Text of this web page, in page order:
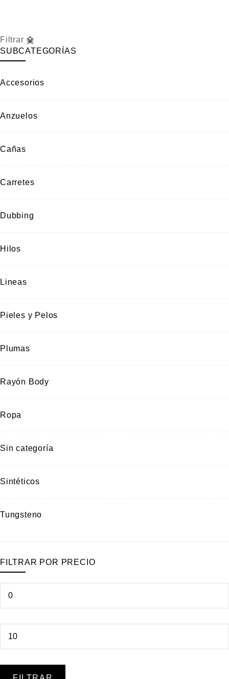
Filtrar
SUBCATEGORÍAS
Accesorios
Anzuelos
Cañas
Carretes
Dubbing
Hilos
Lineas
Pieles y Pelos
Plumas
Rayón Body
Ropa
Sin categoría
Sintéticos
Tungsteno
FILTRAR POR PRECIO